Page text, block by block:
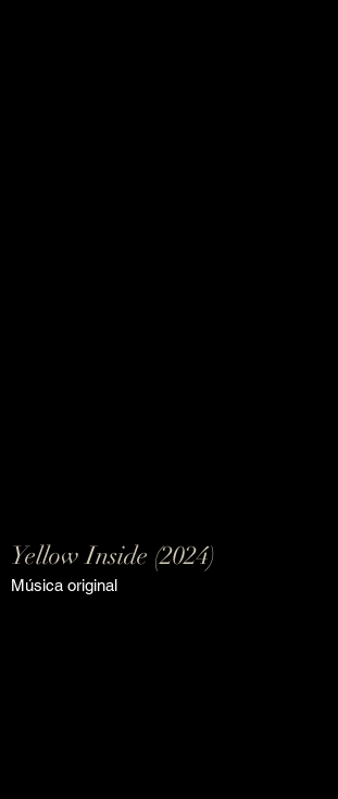
Yellow Inside (2024)
Música original